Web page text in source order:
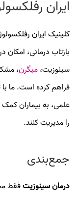
ایران
کلینیک ایران
بازتاب‌ درمانی،
سینوزیت،میگرن،
فراهم کرده است. ما
علمی، به بیماران
را مدیریت کنند.
جمع‌بندی
درمان سینوزیتفقط